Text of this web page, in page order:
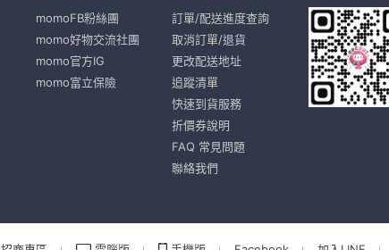
momoFB粉絲團
momo好物交流社團
momo官方IG
momo富立保險
訂單/配送進度查詢
取消訂單/退貨
更改配送地址
追蹤清單
快速到貨服務
折價券說明
FAQ 常見問題
聯絡我們